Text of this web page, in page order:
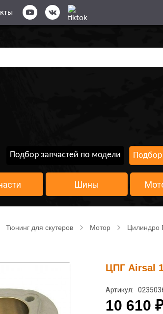
Подбор запчастей по модели Подбор
Шины
Тюнинг для скутеров Мотор Цилиндро
ЦПГ Airsal
Артикул:
10 610 ₽